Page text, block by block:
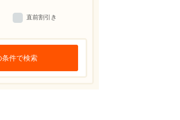
直前割引き
条件で検索